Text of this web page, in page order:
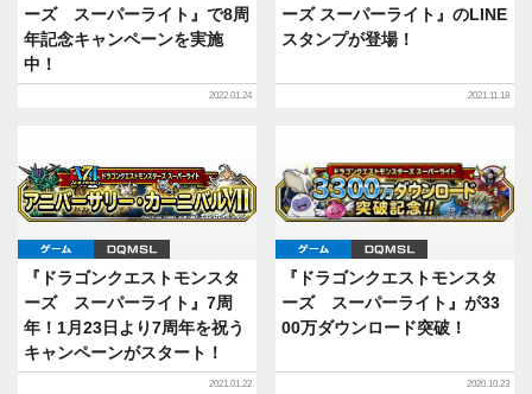
ーズ スーパーライト』で8周
年記念キャンペーンを実施
中！
2022.01.24
ーズ スーパーライト』のLINE
スタンプが登場！
2021.11.18
ゲーム
『ドラゴンクエストモンスタ
ーズ スーパーライト』7周
年！1月23日より7周年を祝う
キャンペーンがスタート！
2021.01.22
ゲーム
『ドラゴンクエストモンスタ
ーズ スーパーライト』が33
00万ダウンロード突破！
2020.10.23